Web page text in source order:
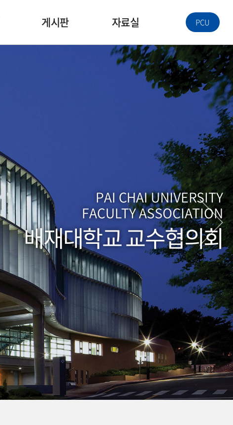
게시판 자료실 PCU
PAI CHAI UNIVERSITY
FACULTY ASSOCIATION
배재대학교 교수협의회
PAI CHAI UNIVERSITY
FACULTY ASSOCIATION
배재대학교 교수협의회
PAI CHAI UNIVERSITY
FACULTY ASSOCIATION
배재대학교 교수협의회